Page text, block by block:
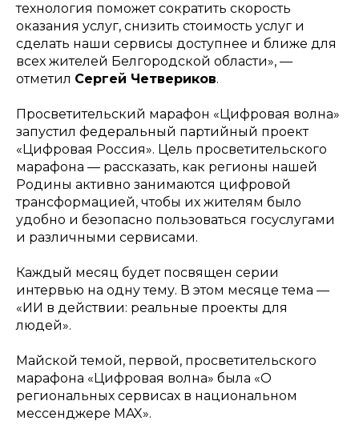
технология поможет сократить скорость
оказания услуг, снизить стоимость услуг и
сделать наши сервисы доступнее и ближе для
всех жителей Белгородской области», —
отметил Сергей Четвериков.
Просветительский марафон «Цифровая волна»
запустил федеральный партийный проект
«Цифровая Россия». Цель просветительского
марафона — рассказать, как регионы нашей
Родины активно занимаются цифровой
трансформацией, чтобы их жителям было
удобно и безопасно пользоваться госуслугами
и различными сервисами.
Каждый месяц будет посвящен серии
интервью на одну тему. В этом месяце тема —
«ИИ в действии: реальные проекты для
людей».
Майской темой, первой, просветительского
марафона «Цифровая волна» была «О
региональных сервисах в национальном
мессенджере MAX».